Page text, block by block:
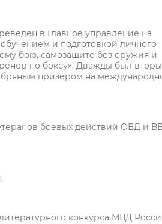
в Главное управление на
и подготовкой личного
бою, самозащите без оружия и
по боксу». Дважды был
призёром на
боевых действий ОВД и
конкурса МВД